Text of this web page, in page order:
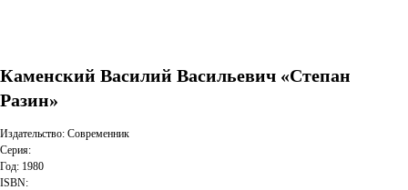
Каменский Василий Васильевич «Степан
Разин»
Издательство: Современник
Серия:
Год: 1980
ISBN: